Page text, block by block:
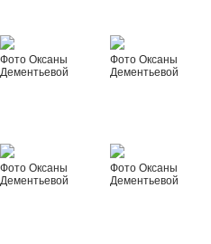
Фото Оксаны
Дементьевой
Фото Оксаны
Дементьевой
Фото Оксаны
Дементьевой
Фото Оксаны
Дементьевой